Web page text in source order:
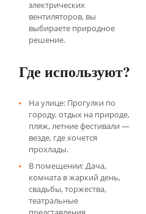
электрических
вентиляторов, вы
выбираете природное
решение.
Где используют?
На улице: Прогулки по
городу, отдых на природе,
пляж, летние фестивали —
везде, где хочется
прохлады.
В помещении: Дача,
комната в жаркий день,
свадьбы, торжества,
театральные